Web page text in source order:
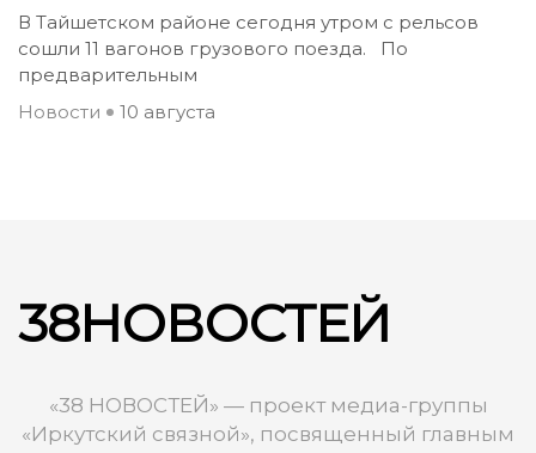
В Тайшетском районе сегодня утром с рельсов
сошли 11 вагонов грузового поезда. По
предварительным
Новости
10 августа
38НОВОСТЕЙ
«38 НОВОСТЕЙ» — проект медиа-группы
«Иркутский связной», посвященный главным